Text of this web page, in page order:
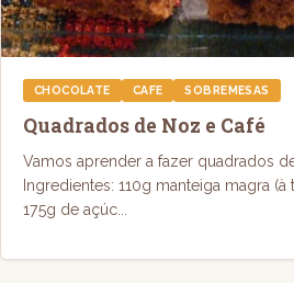
CHOCOLATE CAFE SOBREMESAS
Quadrados de Noz e Café
Vamos aprender a fazer quadrados
Ingredientes: 110g manteiga magra
175g de açúc...